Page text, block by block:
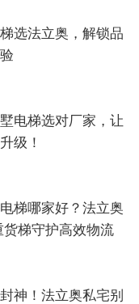
选法立奥，解锁品
电梯选对厂家，让
级！
梯哪家好？法立奥
货梯守护高效物流
神！法立奥私宅别